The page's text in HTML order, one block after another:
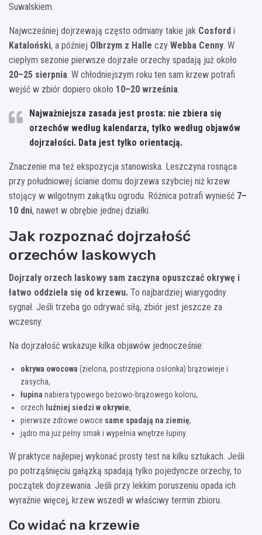
Suwalskiem.
Najwcześniej dojrzewają często odmiany takie jak Cosford i
Kataloński, a później Olbrzym z Halle czy Webba Cenny. W
ciepłym sezonie pierwsze dojrzałe orzechy spadają już około
20–25 sierpnia. W chłodniejszym roku ten sam krzew potrafi
wejść w zbiór dopiero około 10–20 września.
Najważniejsza zasada jest prosta: nie zbiera się
orzechów według kalendarza, tylko według objawów
dojrzałości. Data jest tylko orientacją.
Znaczenie ma też ekspozycja stanowiska. Leszczyna rosnąca
przy południowej ścianie domu dojrzewa szybciej niż krzew
stojący w wilgotnym zakątku ogrodu. Różnica potrafi wynieść 7–
10 dni, nawet w obrębie jednej działki.
Jak rozpoznać dojrzałość
orzechów laskowych
Dojrzały orzech laskowy sam zaczyna opuszczać okrywę i
łatwo oddziela się od krzewu. To najbardziej wiarygodny
sygnał. Jeśli trzeba go odrywać siłą, zbiór jest jeszcze za
wczesny.
Na dojrzałość wskazuje kilka objawów jednocześnie:
okrywa owocowa (zielona, postrzępiona osłonka) brązowieje i
zasycha,
łupina nabiera typowego beżowo-brązowego koloru,
orzech luźniej siedzi w okrywie,
pierwsze zdrowe owoce same spadają na ziemię,
jądro ma już pełny smak i wypełnia wnętrze łupiny.
W praktyce najlepiej wykonać prosty test na kilku sztukach. Jeśli
po potrząśnięciu gałązką spadają tylko pojedyncze orzechy, to
początek dojrzewania. Jeśli przy lekkim poruszeniu opada ich
wyraźnie więcej, krzew wszedł w właściwy termin zbioru.
Co widać na krzewie